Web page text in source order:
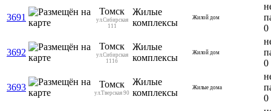
3691
Томск
ул.Сибирская
111
Жилые
комплексы
Жилой дом
0
3692
Томск
ул.Сибирская
111б
Жилые
комплексы
Жилой дом
0
3693 Томск
ул.Тверская 90
Жилые
комплексы
Жилые дома
0